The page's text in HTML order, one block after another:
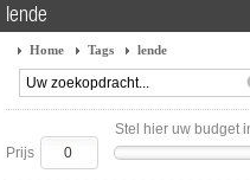
lende
Home Tags lende
Stel hier uw budget
Prijs